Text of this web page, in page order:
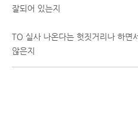
잘되어 있는지
TO 실사 나온다는 헛짓거리나 하면
않은지